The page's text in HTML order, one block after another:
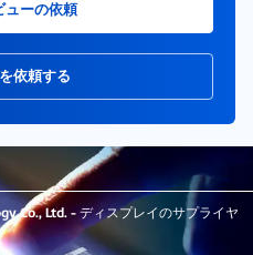
ューの依頼
依頼する
Co., Ltd. - ディスプレイのサプライヤ